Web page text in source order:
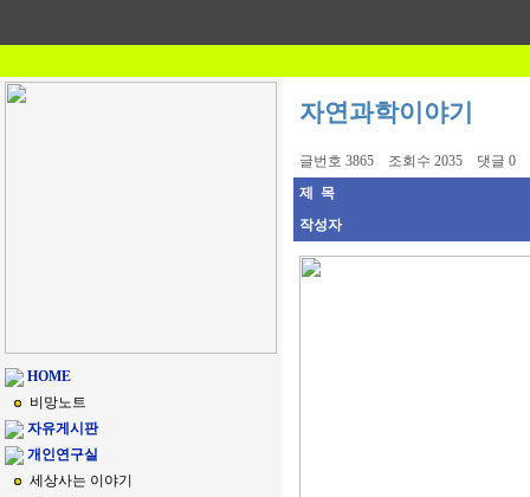
HOME
비망노트
자유게시판
개인연구실
세상사는 이야기
자연과학이야기
글번호 3865 조회수 2035 댓글 0
제 목
작성자